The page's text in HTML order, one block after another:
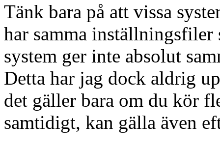
Tänk bara på att vissa
har samma inställningsfiler
system ger inte absolut
Detta har jag dock aldrig
det gäller bara om du kör
samtidigt, kan gälla även